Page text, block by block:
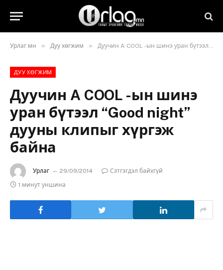
Урлаг.мн » Дуу хөгжим » Дуучин A COOL -ын шинэ уран бүтээл “Good night” дууны клипыг хүргэж байна
ДУУ ХӨГЖИМ
Дуучин A COOL -ын шинэ
уран бүтээл “Good night”
дууны клипыг хүргэж
байна
Урлаг 29/09/2014
Сэтгэгдэл байхгүй
1 минут уншина